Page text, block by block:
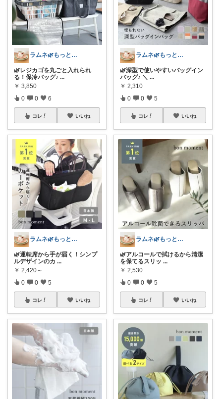
ラムネ🌿もっと快適な暮らし 𖠿
🌿レジカゴを丸ごと入れられ
る！保冷バッグ♪ ...
￥ 3,850
0 0 6
コレ いいね
ラムネ🌿もっと快適な暮らし 𖠿
🌿運転席から手が届く！シンプ
ルデザインのカ ...
￥ 2,420～
0 0 5
コレ いいね
ラムネ🌿もっと快適な暮らし 𖠿
🌿深型で使いやすいバッグイン
バッグ♪ ＼ ...
￥ 2,310
0 0 5
コレ いいね
ラムネ🌿もっと快適な暮らし 𖠿
🌿アルコールで拭けるから清潔
を保てるスリッ ...
￥ 2,530
0 0 5
コレ いいね